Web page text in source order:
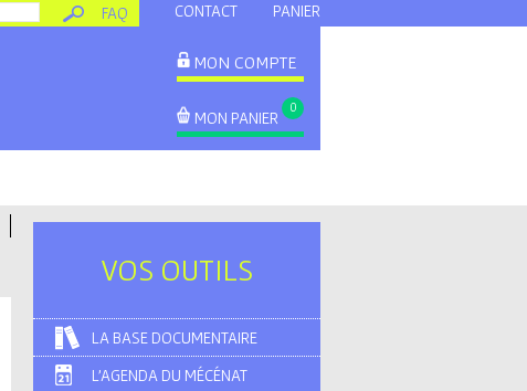
CONTACT PANIER
FAQ
MON COMPTE
MON PANIER
0
VOS OUTILS
LA BASE DOCUMENTAIRE
L'AGENDA DU MÉCÉNAT